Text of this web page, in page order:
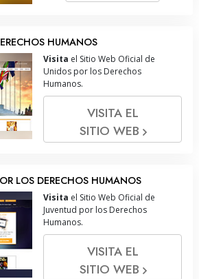
HUMANOS
Visita el Sitio Web Oficial de
Unidos por los Derechos
Humanos.
VISITA EL
SITIO WEB
LOS DERECHOS HUMANOS
Visita el Sitio Web Oficial de
Juventud por los Derechos
Humanos.
VISITA EL
SITIO WEB